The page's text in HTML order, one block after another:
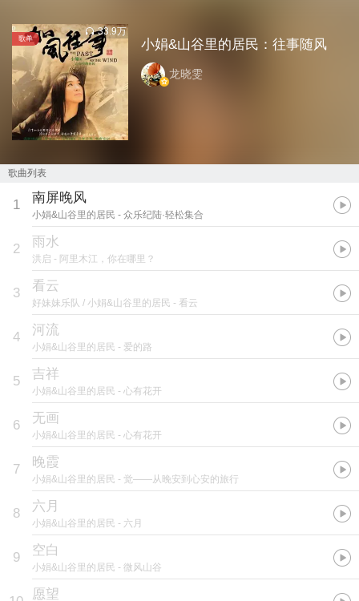
歌单
33.9万
小娟&山谷里的居民：往事随风
龙晓雯
歌曲列表
1 南屏晚风
小娟&山谷里的居民 - 众乐纪陆·轻松集合
2 雨水
洪启 - 阿里木江，你在哪里？
3 看云
好妹妹乐队 / 小娟&山谷里的居民 - 看云
4 河流
小娟&山谷里的居民 - 爱的路
5 吉祥
小娟&山谷里的居民 - 心有花开
6 无画
小娟&山谷里的居民 - 心有花开
7 晚霞
小娟&山谷里的居民 - 觉——从晚安到心安的旅行
8 六月
小娟&山谷里的居民 - 六月
9 空白
小娟&山谷里的居民 - 微风山谷
愿望